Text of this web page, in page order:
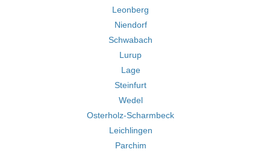
Leonberg
Niendorf
Schwabach
Lurup
Lage
Steinfurt
Wedel
Osterholz-Scharmbeck
Leichlingen
Parchim